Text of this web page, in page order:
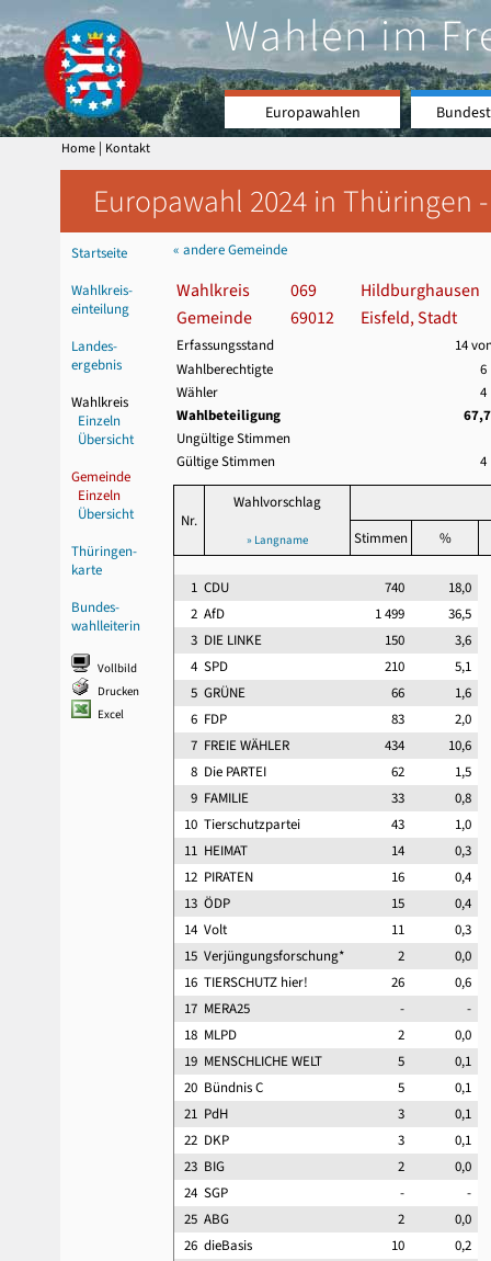
Wahlen im
Europawahlen
Home | Kontakt
Europawahl 2024 in Thüringen
Startseite
Wahlkreis-
einteilung
Landes-
ergebnis
Wahlkreis
Einzeln
Übersicht
Gemeinde
Einzeln
Übersicht
Thüringen-
karte
Bundes-
wahlleiterin
Vollbild
Drucken
Excel
« andere Gemeinde
Wahlkreis 069
Hildburghausen
Gemeinde
69012 Eisfeld, Stadt
Erfassungsstand
14
Wahlberechtigte
6
Wähler
4
Wahlbeteiligung
Ungültige Stimmen
Gültige Stimmen
4
Nr.
Wahlvorschlag
» Langname Stimmen %
1 CDU 740
18,0
2 AfD 1 499
36,5
3 DIE LINKE 150
3,6
4 SPD 210
5,1
5 GRÜNE 66
1,6
6 FDP 83
2,0
7 FREIE WÄHLER 434
10,6
8 Die PARTEI 62
1,5
9 FAMILIE 33
0,8
10 Tierschutzpartei 43
1,0
11 HEIMAT 14
0,3
12 PIRATEN 16
0,4
13 ÖDP 15
0,4
14 Volt 11
0,3
15 Verjüngungsforschung* 2
0,0
16 TIERSCHUTZ hier! 26
0,6
17 MERA25 -
-
18 MLPD 2
0,0
19 MENSCHLICHE WELT 5
0,1
20 Bündnis C 5
0,1
21 PdH 3
0,1
22 DKP 3
0,1
23 BIG 2
0,0
24 SGP -
-
25 ABG 2
0,0
26 dieBasis 10
0,2